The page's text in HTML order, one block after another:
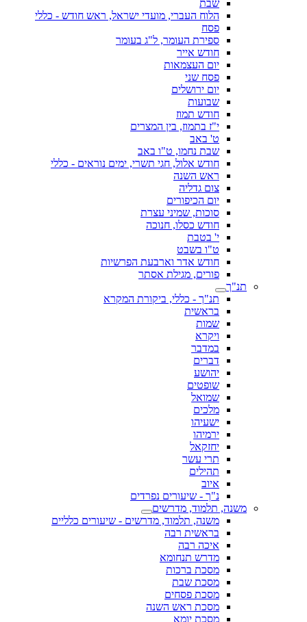
שבת
הלוח העברי, מועדי ישראל, ראש חודש - כללי
פסח
ספירת העומר, ל"ג בעומר
חודש אייר
יום העצמאות
פסח שני
יום ירושלים
שבועות
חודש תמוז
י"ז בתמוז, בין המצרים
ט' באב
שבת נחמו, ט"ו באב
חודש אלול, חגי תשרי, ימים נוראים - כללי
ראש השנה
צום גדליה
יום הכיפורים
סוכות, שמיני עצרת
חודש כסלו, חנוכה
י' בטבת
ט"ו בשבט
חודש אדר וארבעת הפרשיות
פורים, מגילת אסתר
תנ"ך
תנ"ך - כללי, ביקורת המקרא
בראשית
שמות
ויקרא
במדבר
דברים
יהושע
שופטים
שמואל
מלכים
ישעיהו
ירמיהו
יחזקאל
תרי עשר
תהילים
איוב
נ"ך - שיעורים נפרדים
משנה, תלמוד, מדרשים
משנה, תלמוד, מדרשים - שיעורים כלליים
בראשית רבה
איכה רבה
מדרש תנחומא
מסכת ברכות
מסכת שבת
מסכת פסחים
מסכת ראש השנה
מסכת יומא